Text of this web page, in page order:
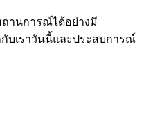
านการณ์ได้อย่างมี
บเราวันนี้และประสบการณ์